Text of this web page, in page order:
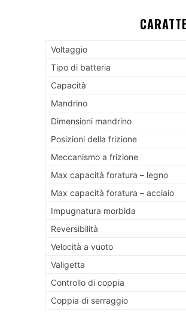
Voltaggio
Tipo di batteria
Capacità
Mandrino
Dimensioni mandrino
Posizioni della frizione
Meccanismo a frizione
Max capacità foratura – legno
Max capacità foratura – acciaio
Impugnatura morbida
Reversibilità
Velocità a vuoto
Valigetta
Controllo di coppia
Coppia di serraggio